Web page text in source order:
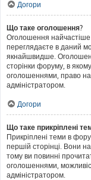
Догори
Що таке оголошення?
Оголошення
переглядаєте в даний
якнайшвидше.
сторінки форуму, в
оголошеннями, право
адміністратором.
Догори
Що таке прикріплені
Прикріплені теми в
першій сторінці. Вони
тому ви повинні
оголошеннями,
адміністратором.